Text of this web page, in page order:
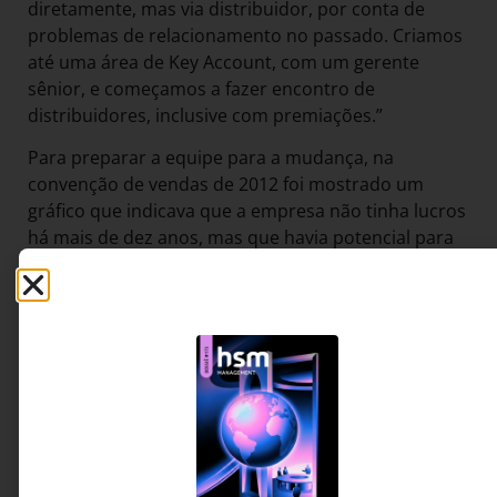
diretamente, mas via distribuidor, por conta de
problemas de relacionamento no passado. Criamos
até uma área de Key Account, com um gerente
sênior, e começamos a fazer encontro de
distribuidores, inclusive com premiações.”
Para preparar a equipe para a mudança, na
convenção de vendas de 2012 foi mostrado um
gráfico que indicava que a empresa não tinha lucros
há mais de dez anos, mas que havia potencial para
crescer, com iniciativas de investimento em marca e
mudanças na forma de trabalhar. “As pessoas que
trabalhavam há anos sem entregar nada.
A apresentação teve o impacto que queríamos”,
revela Raquel. Para ela, as pessoas às vezes
resistem à mudança porque não enxergam a
necessidade de mudar. A equipe de vendas recebeu